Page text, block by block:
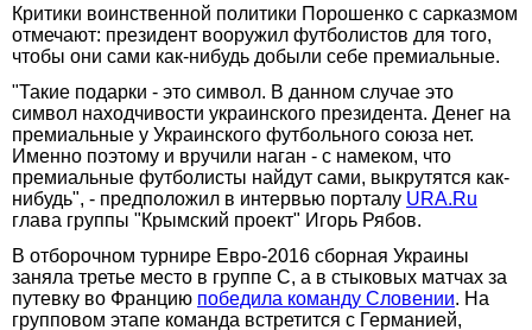
Критики воинственной политики Порошенко с сарказмом
отмечают: президент вооружил футболистов для того,
чтобы они сами как-нибудь добыли себе премиальные.
"Такие подарки - это символ. В данном случае это
символ находчивости украинского президента. Денег на
премиальные у Украинского футбольного союза нет.
Именно поэтому и вручили наган - с намеком, что
премиальные футболисты найдут сами, выкрутятся как-
нибудь", - предположил в интервью порталу URA.Ru
глава группы "Крымский проект" Игорь Рябов.
В отборочном турнире Евро-2016 сборная Украины
заняла третье место в группе C, а в стыковых матчах за
путевку во Францию победила команду Словении. На
групповом этапе команда встретится с Германией,